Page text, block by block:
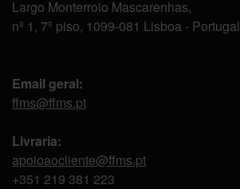
Largo Monterroio Mascarenhas,
nº 1, 7º piso, 1099-081 Lisboa - Portugal
Email geral:
ffms@ffms.pt
Livraria:
apoioaocliente@ffms.pt
+351 219 381 223